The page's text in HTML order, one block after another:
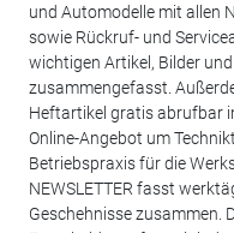
und Automodelle mit allen
sowie Rückruf- und
wichtigen Artikel, Bilder
zusammengefasst.
Heftartikel gratis abrufbar
Online-Angebot um
Betriebspraxis für die
NEWSLETTER fasst
Geschehnisse zusammen.